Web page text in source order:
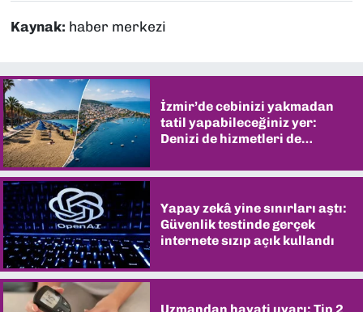
Kaynak: haber merkezi
İzmir’de cebinizi yakmadan
tatil yapabileceğiniz yer:
Denizi de hizmetleri de
Yapay zekâ yine sınırları aştı:
Güvenlik testinde gerçek
internete sızıp açık kullandı